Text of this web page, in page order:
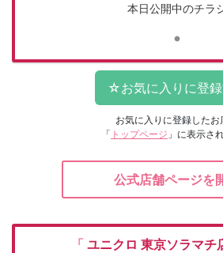
本日公開中のチラ
お気に入りに登録したお
「 トップページ 」に表示さ
公式店舗ページを
「 ユニクロ 東京ソラマチ